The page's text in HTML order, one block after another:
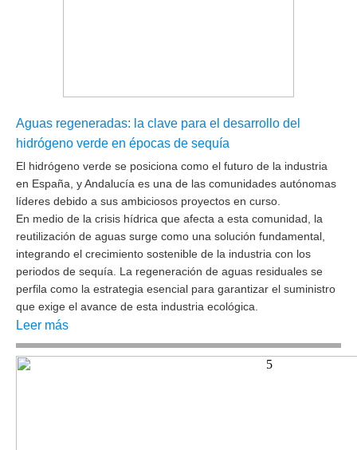
Aguas regeneradas: la clave para el desarrollo del
hidrógeno verde en épocas de sequía
El hidrógeno verde se posiciona como el futuro de la industria
en España, yAndalucía es una de las comunidades autónomas
líderes debido a sus ambiciosos proyectos en curso.
En medio de la crisis hídrica que afecta a esta comunidad, la
reutilización de aguas surge como una solución fundamental,
integrando el crecimiento sostenible de la industria con los
periodos de sequía. La regeneración de aguas residuales se
perfila como la estrategia esencial para garantizar el suministro
que exige el avance de esta industria ecológica.
Leer más